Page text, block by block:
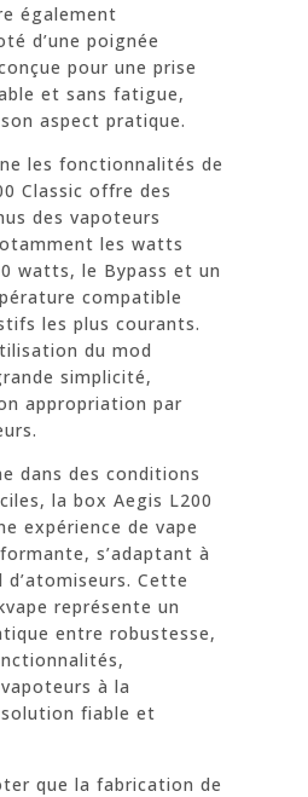
également
d’une poignée
pour une prise
et sans fatigue,
aspect pratique.
les fonctionnalités de
Classic offre des
des vapoteurs
les watts
watts, le Bypass et un
compatible
les plus courants.
du mod
simplicité,
appropriation par
dans des conditions
la box Aegis L200
expérience de vape
s’adaptant à
Cette
représente un
entre robustesse,
à la
solution fiable et
que la fabrication de